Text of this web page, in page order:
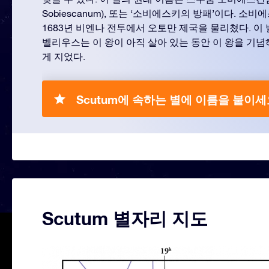
Sobiescanum), 또는 ‘소비에스키의 방패’이다. 소비
1683년 비엔나 전투에서 오토만 제국을 물리쳤다. 이
벨리우스는 이 왕이 아직 살아 있는 동안 이 왕을 기
게 지었다.
Scutum에 속하는 별에 이름을 붙이세
Scutum 별자리 지도